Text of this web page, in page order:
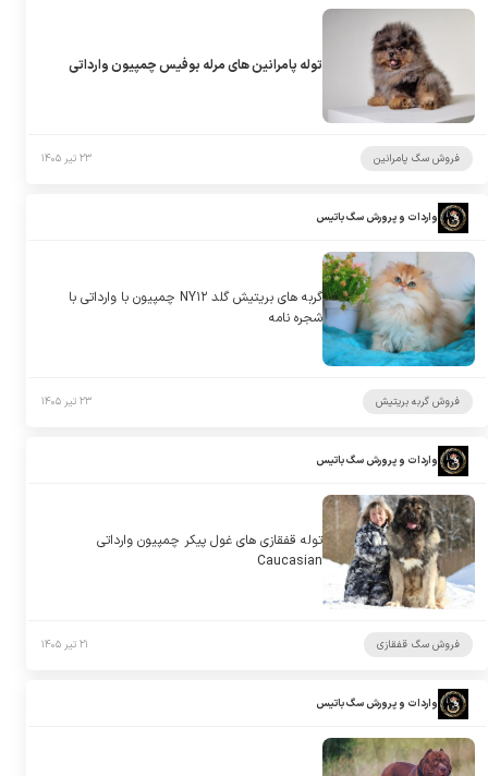
توله پامرانین های مرله بوفیس چمپیون وارداتی
فروش سگ پامرانین ۲۳ تیر ۱۴۰۵
واردات و پرورش سگ باتیس
گربه های بریتیش گلد NY۱۲ چمپیون با وارداتی با
شجره نامه
فروش گربه بریتیش ۲۳ تیر ۱۴۰۵
واردات و پرورش سگ باتیس
توله قفقازی های غول پیکر چمپیون وارداتی
Caucasian
فروش سگ قفقازی ۲۱ تیر ۱۴۰۵
واردات و پرورش سگ باتیس